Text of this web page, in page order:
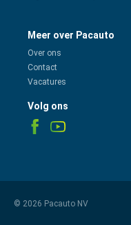
Meer over Pacauto
Over ons
Contact
Vacatures
Volg ons
© 2026 Pacauto NV